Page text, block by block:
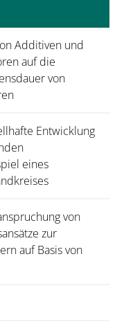
Additiven und
auf die
von
Entwicklung
eines
von
zur
auf Basis von